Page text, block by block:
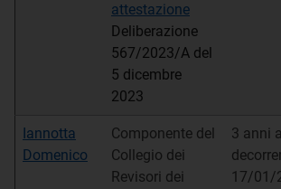
attestazione
Deliberazione
567/2023/A del
5 dicembre
2023
Iannotta
Domenico
Componente del
Collegio dei
Revisori dei
3 anni a
17/01/